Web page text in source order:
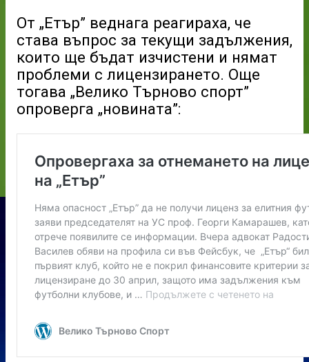
От „Етър” веднага реагираха, че
става въпрос за текущи задължения,
които ще бъдат изчистени и нямат
проблеми с лицензирането. Още
тогава „Велико Търново спорт”
опроверга „новината”: